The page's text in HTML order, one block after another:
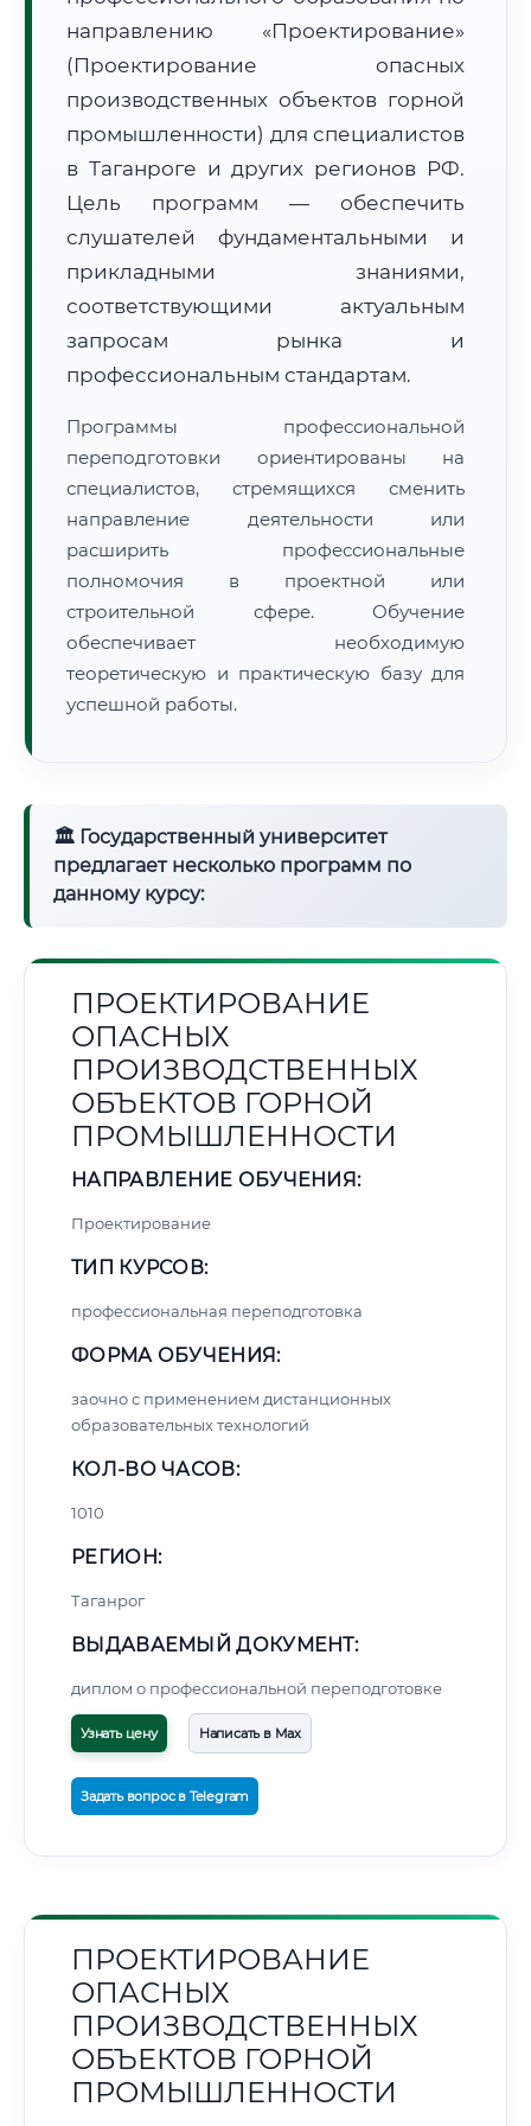
Расчет логистики оригиналов:
• Маршрут транзита:
• Экспресс-доставка СДЭК / Почтой:
4–6 рабочих дней
🔍Нажмите на документ для увеличения и просмотра
направлению «Проектирование»
(Проектирование опасных
производственных объектов горной
промышленности) для специалистов
в Таганроге и других регионов РФ.
Цель программ — обеспечить
слушателей фундаментальными и
прикладными знаниями,
соответствующими актуальным
запросам рынка и
профессиональным стандартам.
Программы профессиональной
переподготовки ориентированы на
специалистов, стремящихся сменить
направление деятельности или
расширить профессиональные
полномочия в проектной или
строительной сфере. Обучение
обеспечивает необходимую
теоретическую и практическую базу для
успешной работы.
🏛 Государственный университет
предлагает несколько программ по
данному курсу:
ПРОЕКТИРОВАНИЕ
ОПАСНЫХ
ПРОИЗВОДСТВЕННЫХ
ОБЪЕКТОВ ГОРНОЙ
ПРОМЫШЛЕННОСТИ
НАПРАВЛЕНИЕ ОБУЧЕНИЯ:
Проектирование
ТИП КУРСОВ:
профессиональная переподготовка
ФОРМА ОБУЧЕНИЯ:
заочно с применением дистанционных
образовательных технологий
КОЛ-ВО ЧАСОВ:
1010
РЕГИОН:
Таганрог
ВЫДАВАЕМЫЙ ДОКУМЕНТ:
диплом о профессиональной переподготовке
Узнать цену Написать в Max
Задать вопрос в Telegram
ПРОЕКТИРОВАНИЕ
ОПАСНЫХ
ПРОИЗВОДСТВЕННЫХ
ОБЪЕКТОВ ГОРНОЙ
ПРОМЫШЛЕННОСТИ